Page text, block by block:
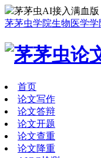
茅茅虫AI接入满血版
茅茅虫学院生物医学学
首页
论文写作
论文答辩
论文开题
论文查重
论文降重